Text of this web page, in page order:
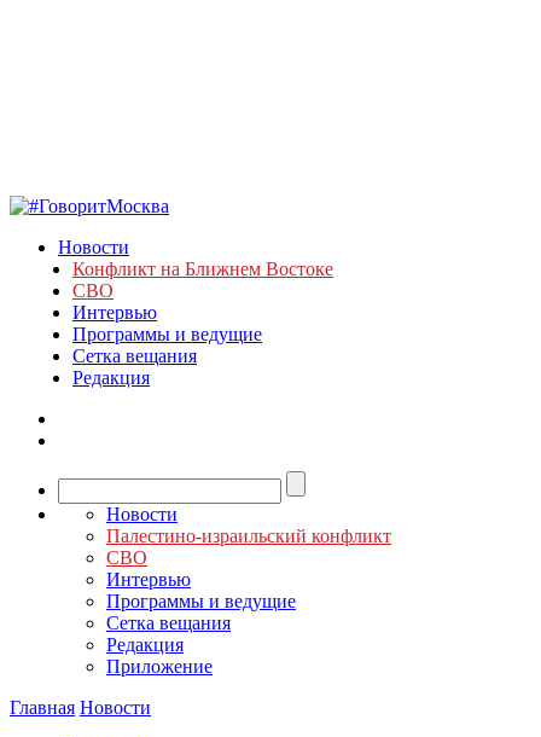
Новости
Конфликт на Ближнем Востоке
СВО
Интервью
Программы и ведущие
Сетка вещания
Редакция
Новости
Палестино-израильский конфликт
СВО
Интервью
Программы и ведущие
Сетка вещания
Редакция
Приложение
Главная Новости